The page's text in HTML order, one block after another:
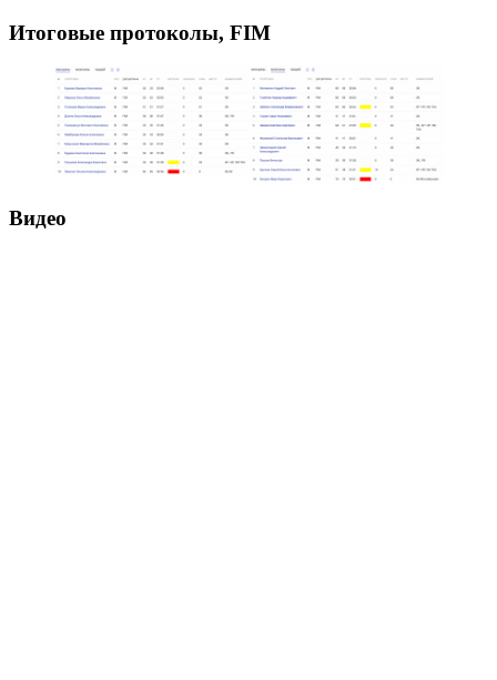
Итоговые протоколы, FIM
Видео